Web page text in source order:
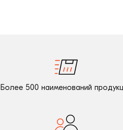
Более 500 наименований